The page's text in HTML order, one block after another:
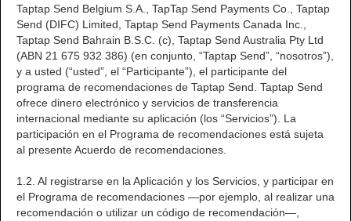
Taptap Send Belgium S.A., TapTap Send Payments Co., Taptap
Send (DIFC) Limited, Taptap Send Payments Canada Inc.,
Taptap Send Bahrain B.S.C. (c), Taptap Send Australia Pty Ltd
(ABN 21 675 932 386) (en conjunto, “Taptap Send”, “nosotros”),
y a usted (“usted”, el “Participante”), el participante del
programa de recomendaciones de Taptap Send. Taptap Send
ofrece dinero electrónico y servicios de transferencia
internacional mediante su aplicación (los “Servicios”). La
participación en el Programa de recomendaciones está sujeta
al presente Acuerdo de recomendaciones.
1.2. Al registrarse en la Aplicación y los Servicios, y participar en
el Programa de recomendaciones —por ejemplo, al realizar una
recomendación o utilizar un código de recomendación—,